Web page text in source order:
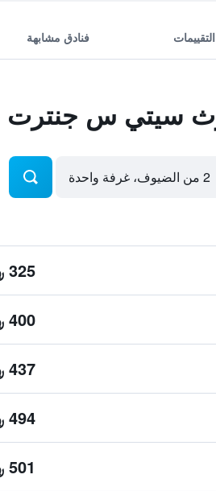
التقييمات فنادق مشابهة
سيتي س جنترت
2 من الضيوف، غرفة واحدة
325 ﷼
400 ﷼
437 ﷼
494 ﷼
501 ﷼